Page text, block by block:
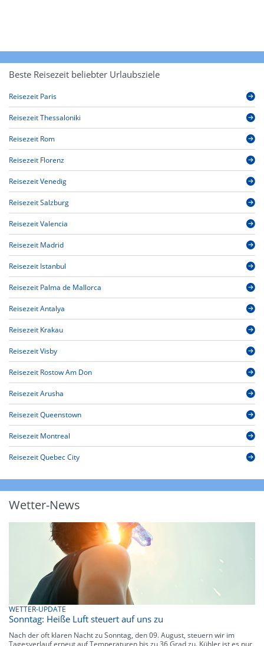
Beste Reisezeit beliebter Urlaubsziele
Reisezeit Paris
Reisezeit Thessaloniki
Reisezeit Rom
Reisezeit Florenz
Reisezeit Venedig
Reisezeit Salzburg
Reisezeit Valencia
Reisezeit Madrid
Reisezeit Istanbul
Reisezeit Palma de Mallorca
Reisezeit Antalya
Reisezeit Krakau
Reisezeit Visby
Reisezeit Rostow Am Don
Reisezeit Arusha
Reisezeit Queenstown
Reisezeit Montreal
Reisezeit Quebec City
Wetter-News
WETTER-UPDATE
Sonntag: Heiße Luft steuert auf uns zu
Nach der oft klaren Nacht zu Sonntag, den 09. August, steuern wir im
Tagesverlauf erneut auf Temperaturen bis zu 36 Grad zu. Kühler ist es nur